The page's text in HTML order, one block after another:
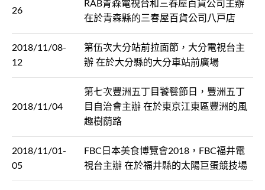
26
RAB青森電視台和三春屋百貨公司主辦
在於青森縣的三春屋百貨公司八戸店
2018/11/08-
12
第伍次大分站前拉面節，大分電視台主
辦 在於大分縣的大分車站前廣場
2018/11/04
第七次豐洲五丁目饕餮節日，豐洲五丁
目自治會主辦 在於東京江東區豐洲的風
趣樹荫路
2018/11/01-
05
FBC日本美食博覽會2018，FBC福井電
視台主辦 在於福井縣的太陽巨蛋競技場